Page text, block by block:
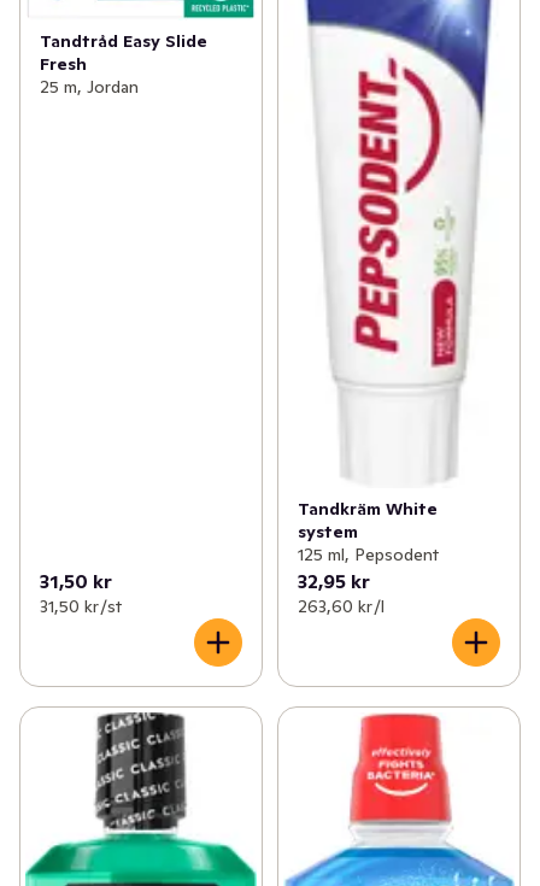
Tandtråd Easy Slide
Fresh
25 m, Jordan
31,50 kr
31,50 kr /st
Tandkräm White
system
125 ml, Pepsodent
32,95 kr
263,60 kr /l